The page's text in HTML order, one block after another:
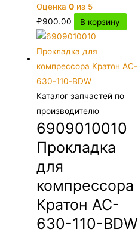
Оценка0 из 5
₽900.00 В корзину
Каталог запчастей по
производителю
6909010010
Прокладка
для
компрессора
Кратон AC-
630-110-BDW